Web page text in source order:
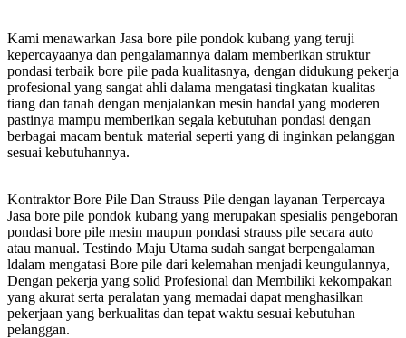
Kami menawarkan Jasa bore pile pondok kubang yang teruji
kepercayaanya dan pengalamannya dalam memberikan struktur
pondasi terbaik bore pile pada kualitasnya, dengan didukung pekerja
profesional yang sangat ahli dalama mengatasi tingkatan kualitas
tiang dan tanah dengan menjalankan mesin handal yang moderen
pastinya mampu memberikan segala kebutuhan pondasi dengan
berbagai macam bentuk material seperti yang di inginkan pelanggan
sesuai kebutuhannya.
Kontraktor Bore Pile Dan Strauss Pile dengan layanan Terpercaya
Jasa bore pile pondok kubang yang merupakan spesialis pengeboran
pondasi bore pile mesin maupun pondasi strauss pile secara auto
atau manual. Testindo Maju Utama sudah sangat berpengalaman
ldalam mengatasi Bore pile dari kelemahan menjadi keungulannya,
Dengan pekerja yang solid Profesional dan Membiliki kekompakan
yang akurat serta peralatan yang memadai dapat menghasilkan
pekerjaan yang berkualitas dan tepat waktu sesuai kebutuhan
pelanggan.